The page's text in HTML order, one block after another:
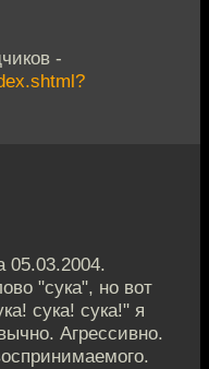
-
05.03.2004.
"сука", но вот
сука! сука!" я
Агрессивно.